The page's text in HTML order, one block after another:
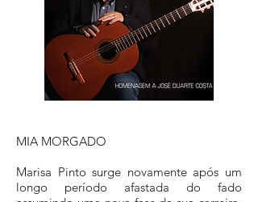
MIA MORGADO
Marisa Pinto surge novamente após um
longo período afastada do fado